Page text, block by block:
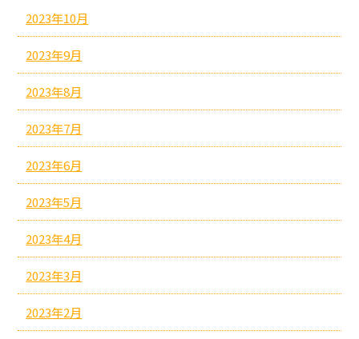
2023年10月
2023年9月
2023年8月
2023年7月
2023年6月
2023年5月
2023年4月
2023年3月
2023年2月